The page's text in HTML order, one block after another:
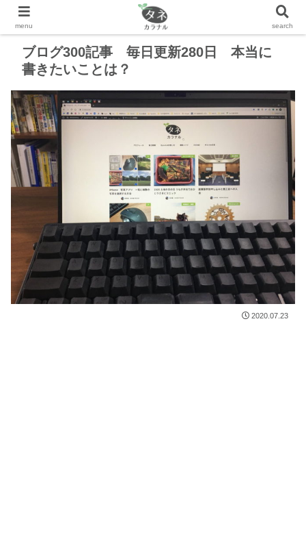
ブログ300記事 毎日更新280日 本当に
書きたいことは？
2020.07.23